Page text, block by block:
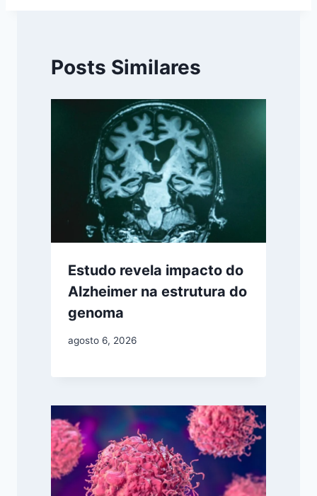
Posts Similares
Estudo revela impacto do
Alzheimer na estrutura do
genoma
agosto 6, 2026